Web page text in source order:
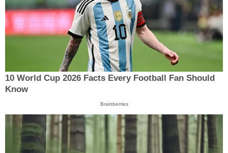
10 World Cup 2026 Facts Every Football Fan Should
Know
Brainberries